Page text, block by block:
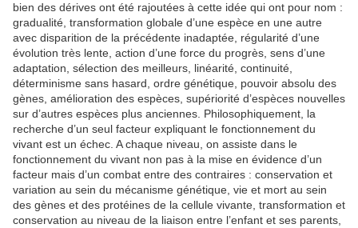
bien des dérives ont été rajoutées à cette idée qui ont pour nom :
gradualité, transformation globale d’une espèce en une autre
avec disparition de la précédente inadaptée, régularité d’une
évolution très lente, action d’une force du progrès, sens d’une
adaptation, sélection des meilleurs, linéarité, continuité,
déterminisme sans hasard, ordre génétique, pouvoir absolu des
gènes, amélioration des espèces, supériorité d’espèces nouvelles
sur d’autres espèces plus anciennes. Philosophiquement, la
recherche d’un seul facteur expliquant le fonctionnement du
vivant est un échec. A chaque niveau, on assiste dans le
fonctionnement du vivant non pas à la mise en évidence d’un
facteur mais d’un combat entre des contraires : conservation et
variation au sein du mécanisme génétique, vie et mort au sein
des gènes et des protéines de la cellule vivante, transformation et
conservation au niveau de la liaison entre l’enfant et ses parents,